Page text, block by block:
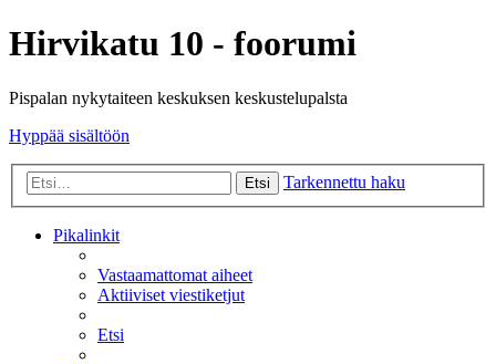
Hirvikatu 10 - foorumi
Pispalan nykytaiteen keskuksen keskustelupalsta
Hyppää sisältöön
Etsi Tarkennettu haku
Pikalinkit
Vastaamattomat aiheet
Aktiiviset viestiketjut
Etsi